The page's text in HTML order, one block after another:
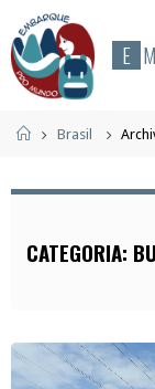
to
content
E M
HomeBrasil
CATEGORIA: